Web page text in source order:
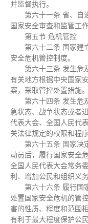
并监督执行。
第六十一条 省、自
国家安全审查和监管工作
第五节 危机管控
第六十二条 国家建
安全危机管控制度。
第六十三条 发生危
有关地方根据中央国家
案，采取管控处置措施。
第六十四条 发生危
急状态、战争状态或者
代表大会、全国人民代
关法律规定的权限和程序
第六十五条 国家决
动员后，履行国家安全
全国人民代表大会常务
利、增加公民和组织义
第六十六条 履行国
处置国家安全危机的管
害的性质、程度和范围
有利于最大程度保护公